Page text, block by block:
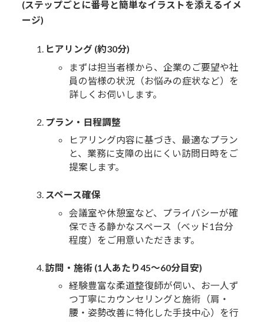
(ステップごとに番号と簡単なイラストを添えるイメ
ージ)
ヒアリング (約30分)
まずは担当者様から、企業のご要望や社
員の皆様の状況（お悩みの症状など）を
詳しくお伺いします。
プラン・日程調整
ヒアリング内容に基づき、最適なプラン
と、業務に支障の出にくい訪問日時をご
提案します。
スペース確保
会議室や休憩室など、プライバシーが確
保できる静かなスペース（ベッド1台分
程度）をご用意いただきます。
訪問・施術 (1人あたり45～60分目安)
経験豊富な柔道整復師が伺い、お一人ず
つ丁寧にカウンセリングと施術（肩・
腰・姿勢改善に特化した手技中心）を行